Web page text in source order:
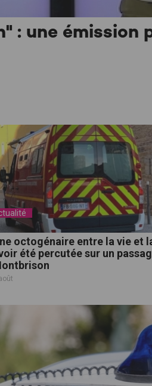
: une émission
octogénaire entre la vie et
été percutée sur un